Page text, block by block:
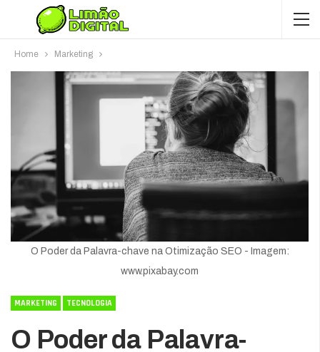
Home Marketing
O Poder da Palavra-chave na Otimização SEO - Imagem:
www.pixabay.com
MARKETING TECNOLOGIA
O Poder da Palavra-